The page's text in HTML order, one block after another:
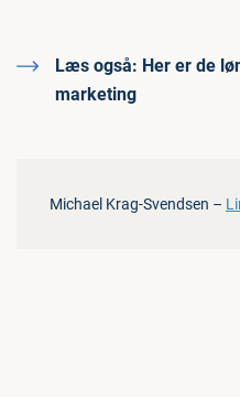
Læs også: Her er de
marketing
Michael Krag-Svendsen –